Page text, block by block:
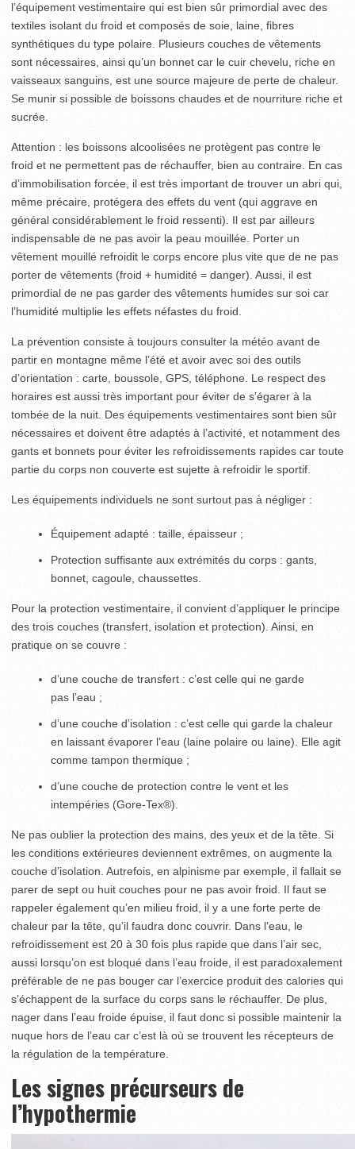
l’équipement vestimentaire qui est bien sûr primordial avec des
textiles isolant du froid et composés de soie, laine, fibres
synthétiques du type polaire. Plusieurs couches de vêtements
sont nécessaires, ainsi qu’un bonnet car le cuir chevelu, riche en
vaisseaux sanguins, est une source majeure de perte de chaleur.
Se munir si possible de boissons chaudes et de nourriture riche et
sucrée.
Attention : les boissons alcoolisées ne protègent pas contre le
froid et ne permettent pas de réchauffer, bien au contraire. En cas
d’immobilisation forcée, il est très important de trouver un abri qui,
même précaire, protégera des effets du vent (qui aggrave en
général considéra­blement le froid ressenti). Il est par ailleurs
indispensable de ne pas avoir la peau mouillée. Porter un
vêtement mouillé refroidit le corps encore plus vite que de ne pas
porter de vêtements (froid + humidité = danger). Aussi, il est
primordial de ne pas garder des vêtements humides sur soi car
l’humidité multiplie les effets néfastes du froid.
La prévention consiste à toujours consulter la météo avant de
partir en montagne même l’été et avoir avec soi des outils
d’orientation : carte, boussole, GPS, téléphone. Le respect des
horaires est aussi très important pour éviter de s’égarer à la
tombée de la nuit. Des équipements vestimentaires sont bien sûr
nécessaires et doivent être adaptés à l’activité, et notamment des
gants et bonnets pour éviter les refroidissements rapides car toute
partie du corps non couverte est sujette à refroidir le sportif.
Les équipements individuels ne sont surtout pas à négliger :
Équipement adapté : taille, épaisseur ;
Protection suffisante aux extrémités du corps : gants,
bonnet, cagoule, chaussettes.
Pour la protection vestimentaire, il convient d’appliquer le principe
des trois couches (transfert, isolation et protection). Ainsi, en
pratique on se couvre :
d’une couche de transfert : c’est celle qui ne garde
pas l’eau ;
d’une couche d’isolation : c’est celle qui garde la chaleur
en laissant évaporer l’eau (laine polaire ou laine). Elle agit
comme tampon thermique ;
d’une couche de protection contre le vent et les
intempéries (Gore-Tex®).
Ne pas oublier la protection des mains, des yeux et de la tête. Si
les conditions extérieures deviennent extrêmes, on augmente la
couche d’isolation. Autrefois, en alpinisme par exemple, il fallait se
parer de sept ou huit couches pour ne pas avoir froid. Il faut se
rappeler également qu’en milieu froid, il y a une forte perte de
chaleur par la tête, qu’il faudra donc couvrir. Dans l’eau, le
refroidissement est 20 à 30 fois plus rapide que dans l’air sec,
aussi lorsqu’on est bloqué dans l’eau froide, il est paradoxalement
préférable de ne pas bouger car l’exercice produit des calories qui
s’échappent de la surface du corps sans le réchauffer. De plus,
nager dans l’eau froide épuise, il faut donc si possible maintenir la
nuque hors de l’eau car c’est là où se trouvent les récepteurs de
la régulation de la température.
Les signes précurseurs de
l’hypothermie